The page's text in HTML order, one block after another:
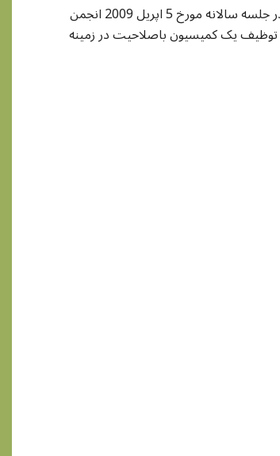
همچنان تصميم اتخاذ گرديد تا موضوع چگونگي ايجاد اتحاديه سراسري افغانها در سويدن در جلسه سالانه مورخ 5 اپريل 2009 انجمن
يک کميسيون باصلاحيت در زمينه